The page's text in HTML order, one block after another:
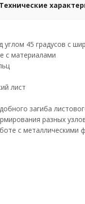
45 градусов с
с материалами
лист
загиба
разных
с металлическими